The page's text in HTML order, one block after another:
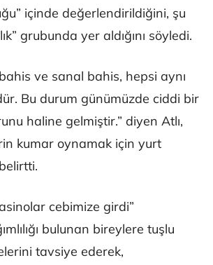
içinde değerlendirildiğini, şu
grubunda yer aldığını söyledi.
ve sanal bahis, hepsi aynı
Bu durum günümüzde ciddi bir
haline gelmiştir.” diyen Atlı,
kumar oynamak için yurt
cebimize girdi”
bulunan bireylere tuşlu
tavsiye ederek,